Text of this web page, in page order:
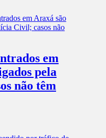
em
pela
não têm